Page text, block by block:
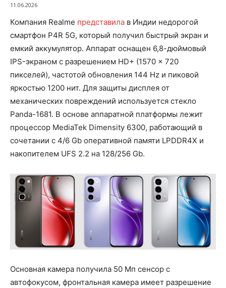
11.06.2026
Компания Realme представила в Индии недорогой
смартфон P4R 5G, который получил быстрый экран и
емкий аккумулятор. Аппарат оснащен 6,8-дюймовый
IPS-экраном с разрешением HD+ (1570 × 720
пикселей), частотой обновления 144 Hz и пиковой
яркостью 1200 нит. Для защиты дисплея от
механических повреждений используется стекло
Panda-1681. В основе аппаратной платформы лежит
процессор MediaTek Dimensity 6300, работающий в
сочетании с 4/6 Gb оперативной памяти LPDDR4X и
накопителем UFS 2.2 на 128/256 Gb.
Основная камера получила 50 Мп сенсор с
автофокусом, фронтальная камера имеет разрешение